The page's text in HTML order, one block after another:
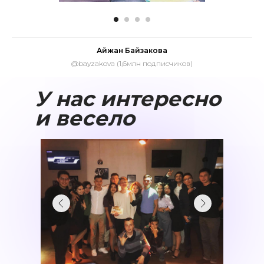
Айжан Байзакова
@bayzakova (1,6млн подписчиков)
У нас интересно
и весело